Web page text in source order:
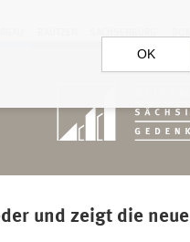
OK
und zeigt die neue